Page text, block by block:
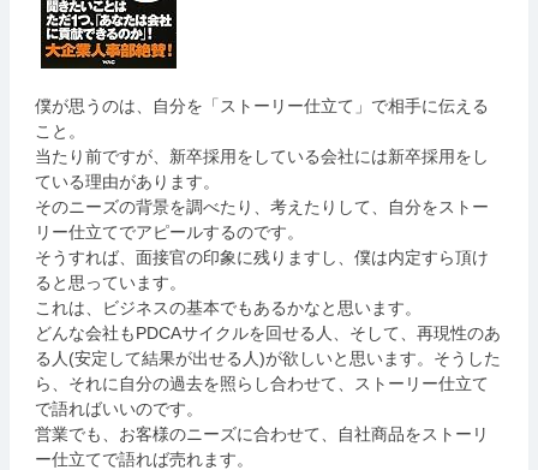
僕が思うのは、自分を「ストーリー仕立て」で相手に伝える
こと。
当たり前ですが、新卒採用をしている会社には新卒採用をし
ている理由があります。
そのニーズの背景を調べたり、考えたりして、自分をストー
リー仕立てでアピールするのです。
そうすれば、面接官の印象に残りますし、僕は内定すら頂け
ると思っています。
これは、ビジネスの基本でもあるかなと思います。
どんな会社もPDCAサイクルを回せる人、そして、再現性のあ
る人(安定して結果が出せる人)が欲しいと思います。そうした
ら、それに自分の過去を照らし合わせて、ストーリー仕立て
で語ればいいのです。
営業でも、お客様のニーズに合わせて、自社商品をストーリ
ー仕立てで語れば売れます。